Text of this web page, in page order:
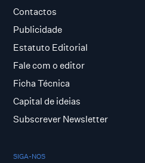
Contactos
Publicidade
Estatuto Editorial
Fale com o editor
Ficha Técnica
Capital de ideias
Subscrever Newsletter
SIGA-NOS